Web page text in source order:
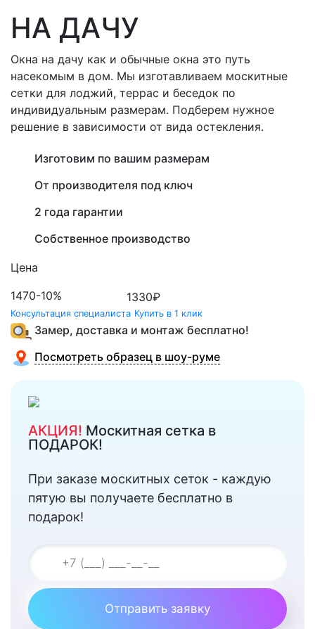
НА ДАЧУ
Окна на дачу как и обычные окна это путь
насекомым в дом. Мы изготавливаем москитные
сетки для лоджий, террас и беседок по
индивидуальным размерам. Подберем нужное
решение в зависимости от вида остекления.
Изготовим по вашим размерам
От производителя под ключ
2 года гарантии
Собственное производство
Цена
1470-10% 1330₽
Консультация специалиста Купить в 1 клик
Замер, доставка и монтаж бесплатно!
Посмотреть образец в шоу-руме
АКЦИЯ! Москитная сетка в
ПОДАРОК!
При заказе москитных сеток - каждую
пятую вы получаете бесплатно в
подарок!
Отправить заявку